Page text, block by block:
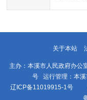
关于本站
主办：本溪市人民政府办
号 运行管理：本
辽ICP备11019915-1号 政